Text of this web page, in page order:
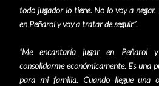
todo jugador lo tiene. No lo voy a
en Peñarol y voy a tratar de seguir”.
“Me encantaría jugar en Peñarol
consolidarme económicamente. Es una
para mi familia. Cuando llegue una